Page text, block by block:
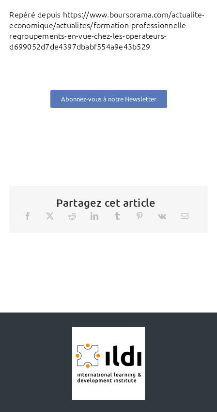
Repéré depuis https://www.boursorama.com/actualite-
economique/actualites/formation-professionnelle-
regroupements-en-vue-chez-les-operateurs-
d699052d7de4397dbabf554a9e43b529
Abonnez-vous à notre Newsletter
Partagez cet article